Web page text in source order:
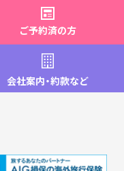
ご予約済の方
会社案内・約款など